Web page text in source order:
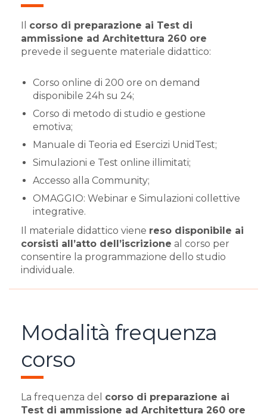
corso di preparazione ai Test di
ammissione ad Architettura 260 ore
prevede il seguente materiale didattico:
Corso online di 200 ore on demand
disponibile 24h su 24;
Corso di metodo di studio e gestione
emotiva;
Manuale di Teoria ed Esercizi UnidTest;
Simulazioni e Test online illimitati;
Accesso alla Community;
OMAGGIO: Webinar e Simulazioni collettive
integrative.
Il materiale didattico viene reso disponibile ai
corsisti all’atto dell’iscrizione al corso per
consentire la programmazione dello studio
individuale.
Modalità frequenza
corso
La frequenza del corso di preparazione ai
Test di ammissione ad Architettura 260 ore